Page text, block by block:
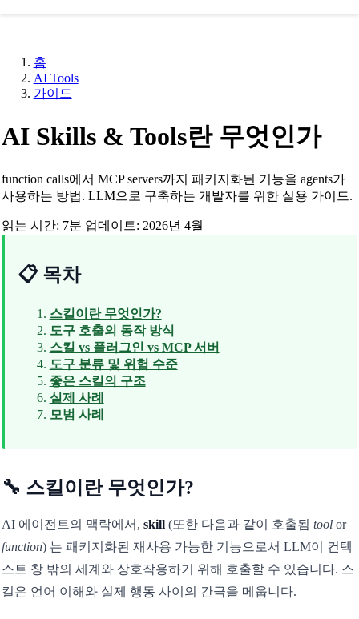
홈
AI Tools
가이드
AI Skills & Tools란 무엇인가
function calls에서 MCP servers까지 패키지화된 기능을 agents가
사용하는 방법. LLM으로 구축하는 개발자를 위한 실용 가이드.
읽는 시간: 7분 업데이트: 2026년 4월
📋 목차
스킬이란 무엇인가?
도구 호출의 동작 방식
스킬 vs 플러그인 vs MCP 서버
도구 분류 및 위험 수준
좋은 스킬의 구조
실제 사례
모범 사례
🔧 스킬이란 무엇인가?
AI 에이전트의 맥락에서, skill(또한 다음과 같이 호출됨 toolor
function) 는 패키지화된 재사용 가능한 기능으로서 LLM이 컨텍
스트 창 밖의 세계와 상호작용하기 위해 호출할 수 있습니다. 스
킬은 언어 이해와 실제 행동 사이의 간극을 메웁니다.